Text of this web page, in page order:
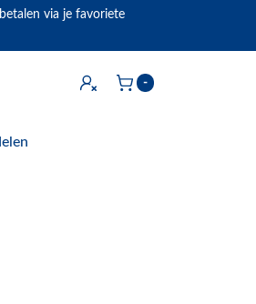
via je favoriete
Inloggen -